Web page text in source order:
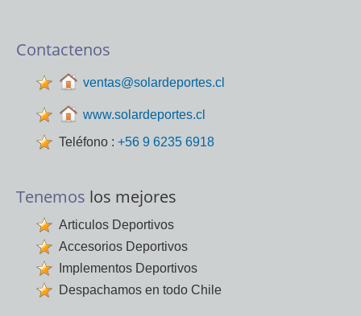
Contactenos
ventas@solardeportes.cl
www.solardeportes.cl
Teléfono : +56 9 6235 6918
Tenemos los mejores
Articulos Deportivos
Accesorios Deportivos
Implementos Deportivos
Despachamos en todo Chile